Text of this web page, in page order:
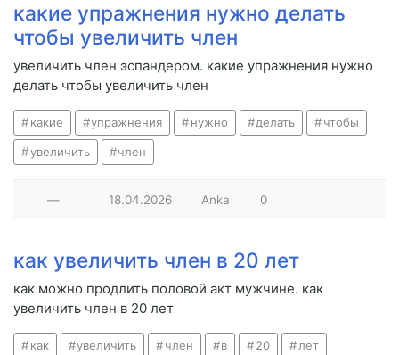
какие упражнения нужно делать
чтобы увеличить член
увеличить член эспандером. какие упражнения нужно
делать чтобы увеличить член
какие упражнения нужно делать чтобы
увеличить член
— 18.04.2026 Anka 0
как увеличить член в 20 лет
как можно продлить половой акт мужчине. как
увеличить член в 20 лет
как увеличить член в 20 лет